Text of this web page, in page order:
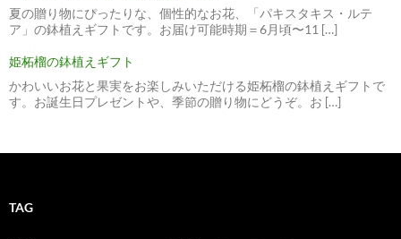
夏の贈り物にぴったりな、個性的なお花、「パキスタキス・ルテ
ア」の鉢植えギフトです。お届け可能時期＝6月頃〜11 […]
姫柘榴の鉢植えギフト
かわいいお花と果実をお楽しみいただける姫柘榴の鉢植えギフトで
す。お誕生日プレゼントや、季節の贈り物にどうぞ。お […]
TAG